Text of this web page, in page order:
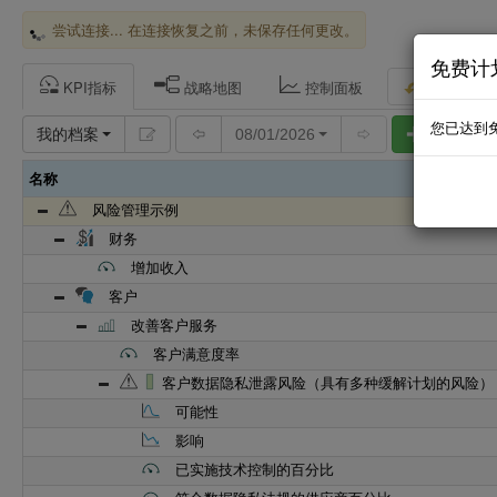
尝试连接... 在连接恢复之前，未保存任何更改。
KPI指标 战略地图 控制面板
我的档案 08/01/2026 添加
名称
风险管理示例
财务
增加收入
客户
改善客户服务
客户满意度率
客户数据隐私泄露风险（具有多种缓解计划的风险）
可能性
影响
已实施技术控制的百分比
免费
您已达到